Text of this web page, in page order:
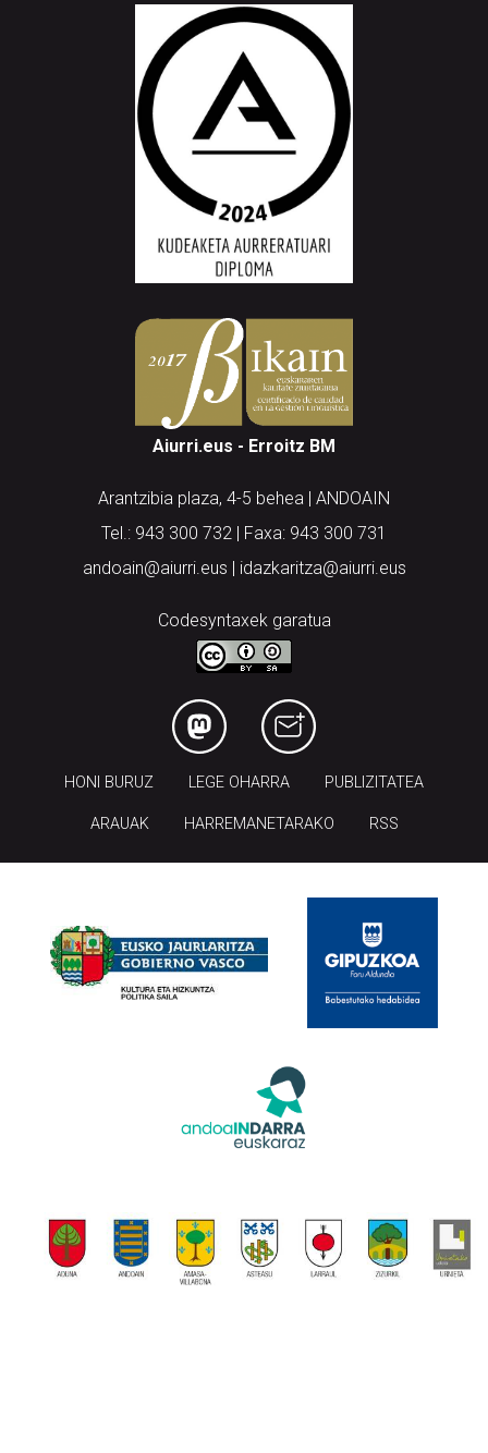
Aiurri.eus - Erroitz BM
Arantzibia plaza, 4-5 behea | ANDOAIN
Tel.: 943 300 732 | Faxa: 943 300 731
andoain@aiurri.eus | idazkaritza@aiurri.eus
Codesyntaxek garatua
HONI BURUZ LEGE OHARRA PUBLIZITATEA
ARAUAK HARREMANETARAKO RSS